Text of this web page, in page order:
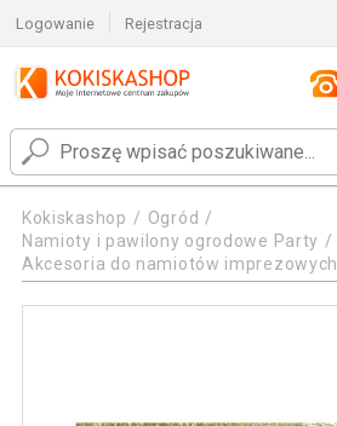
Logowanie Rejestracja
Kokiskashop
Ogród
Namioty i pawilony ogrodowe Party
Akcesoria do namiotów imprezowych